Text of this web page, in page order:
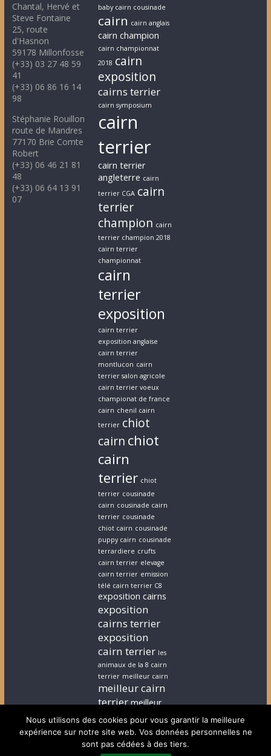
Chantal, Hervé et
Steve Fontaine
25, route
d'Hasnon
59178 Millonfosse
(+33) 03 27 48 59
41
(+33) 06 86 16 14
98
Stéphanie Rouillon
route de Mandres
77170 Brie Comte
Robert
(+33) 06 46 21 81
48
(+33) 06 64 13 91
07
baby cairn cousinade
cairn cairn anglais
cairn champion
cairn championnat
2018 cairn
exposition
cairns terrier
cairn symposium
cairn
terrier
cairn terrier
angleterre cairn
terrier CGA cairn
terrier
champion cairn
terrier champion 2018
cairn terrier
championnat
cairn
terrier
exposition
cairn terrier
exposition anglaise
cairn terrier
montlucon cairn
terrier salon agricole
cairn terrier voeux
championat de france
cairn chenil cairn
terrier chiot
cairn chiot
cairn
terrier chiot
terrier cousinade
cairn cousinade cairn
terrier cousinade
chiot cairn cousinade
puppy cairn cousinade
terrardiere crufts
cairn terrier elevage
cairn terrier emission
télé cairn terrier C8
exposition cairns
exposition
cairns terrier
exposition
cairn terrier les
animaux de la 8 cairn
terrier meilleur cairn
meilleur cairn
terrier meilleur
elevage cairn
terrier
stephanie
cairn terrier
stephanie
chiot cairn terrier
Nous utilisons des cookies pour vous garantir la meilleure
expérience sur notre site web. Vos données personnelles ne
sont pas cédées à des tiers.